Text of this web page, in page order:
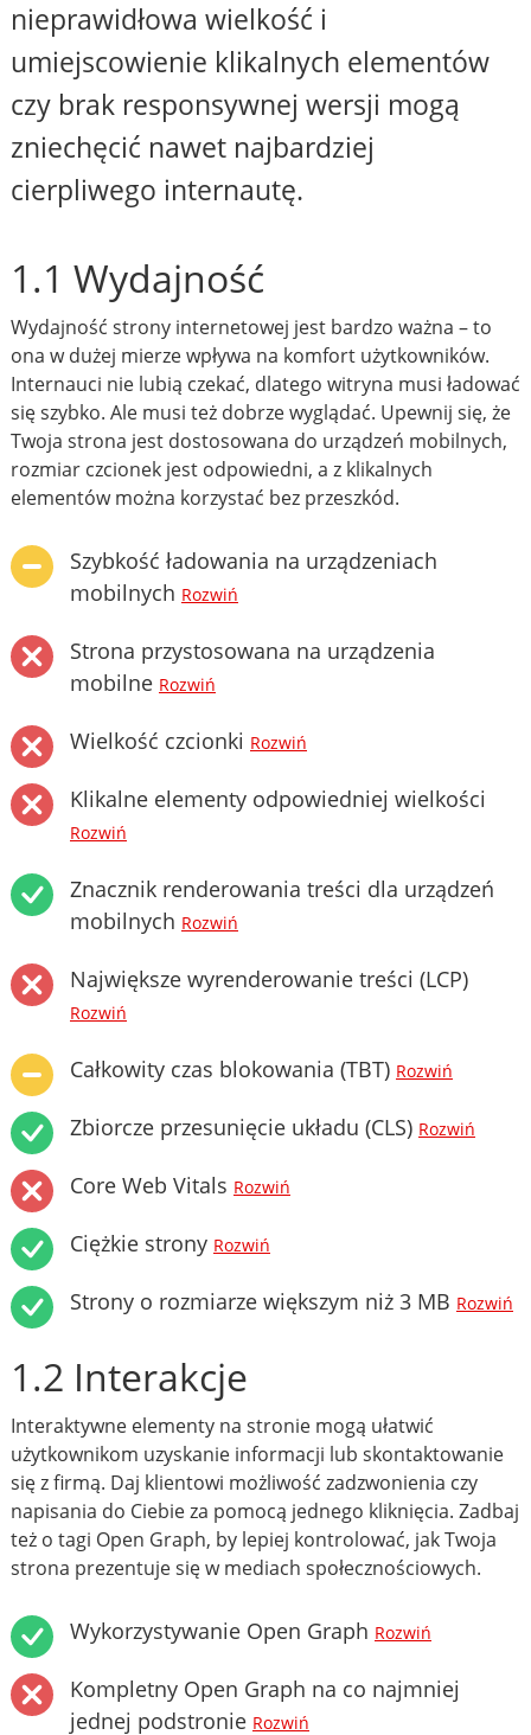
nieprawidłowa wielkość i
umiejscowienie klikalnych elementów
czy brak responsywnej wersji mogą
zniechęcić nawet najbardziej
cierpliwego internautę.
1.1 Wydajność
Wydajność strony internetowej jest bardzo ważna – to
ona w dużej mierze wpływa na komfort użytkowników.
Internauci nie lubią czekać, dlatego witryna musi ładować
się szybko. Ale musi też dobrze wyglądać. Upewnij się, że
Twoja strona jest dostosowana do urządzeń mobilnych,
rozmiar czcionek jest odpowiedni, a z klikalnych
elementów można korzystać bez przeszkód.
Szybkość ładowania na urządzeniach
mobilnych Rozwiń
Strona przystosowana na urządzenia
mobilne Rozwiń
Wielkość czcionki Rozwiń
Klikalne elementy odpowiedniej wielkości
Rozwiń
Znacznik renderowania treści dla urządzeń
mobilnych Rozwiń
Największe wyrenderowanie treści (LCP)
Rozwiń
Całkowity czas blokowania (TBT) Rozwiń
Zbiorcze przesunięcie układu (CLS) Rozwiń
Core Web Vitals Rozwiń
Ciężkie strony Rozwiń
Strony o rozmiarze większym niż 3 MB Rozwiń
1.2 Interakcje
Interaktywne elementy na stronie mogą ułatwić
użytkownikom uzyskanie informacji lub skontaktowanie
się z firmą. Daj klientowi możliwość zadzwonienia czy
napisania do Ciebie za pomocą jednego kliknięcia. Zadbaj
też o tagi Open Graph, by lepiej kontrolować, jak Twoja
strona prezentuje się w mediach społecznościowych.
Wykorzystywanie Open Graph Rozwiń
Kompletny Open Graph na co najmniej
jednej podstronie Rozwiń